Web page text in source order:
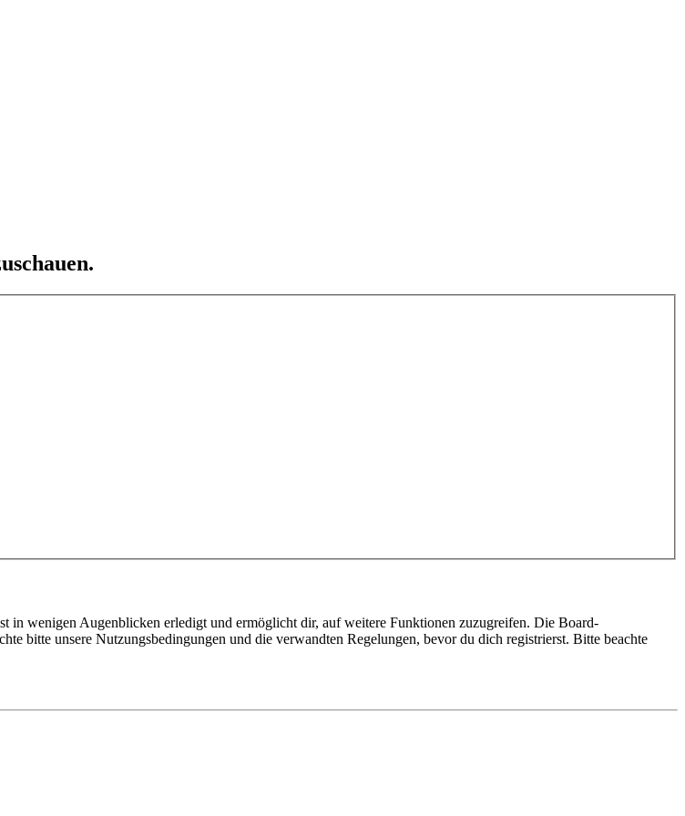
in wenigen Augenblicken erledigt und ermöglicht dir, auf weitere Funktionen zuzugreifen. Die Board-
bitte unsere Nutzungsbedingungen und die verwandten Regelungen, bevor du dich registrierst. Bitte beachte